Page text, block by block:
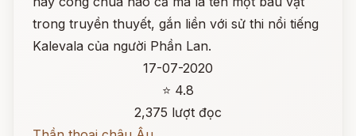
trong truyền thuyết, gắn liền với sử thi nổi tiếng
Kalevala của người Phần Lan.
17-07-2020
⭐ 4.8
2,375 lượt đọc